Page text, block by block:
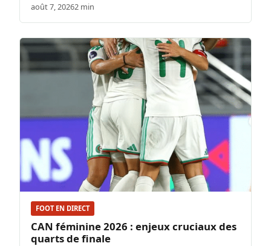
août 7, 20262 min
FOOT EN DIRECT
CAN féminine 2026 : enjeux cruciaux des
quarts de finale